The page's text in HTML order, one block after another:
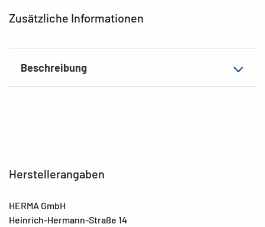
Zusätzliche Informationen
Beschreibung
Herstellerangaben
HERMA GmbH
Heinrich-Hermann-Straße 14